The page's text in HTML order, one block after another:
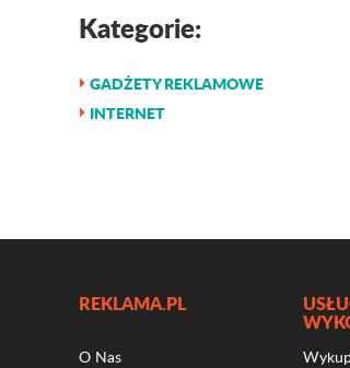
Kategorie:
GADŻETY REKLAMOWE
INTERNET
REKLAMA.PL
O Nas